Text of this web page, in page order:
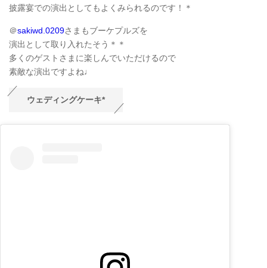
披露宴での演出としてもよくみられるのです！＊
＠sakiwd.0209さまもブーケプルズを
演出として取り入れたそう＊＊
多くのゲストさまに楽しんでいただけるので
素敵な演出ですよね♩
ウェディングケーキ*